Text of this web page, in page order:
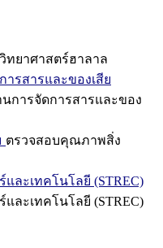
ทยาศาสตร์ฮาลาล
ารสารและของเสีย
การจัดการสารและของ
ตรวจสอบคุณภาพสิ่ง
ละเทคโนโลยี (STREC)
ละเทคโนโลยี (STREC)